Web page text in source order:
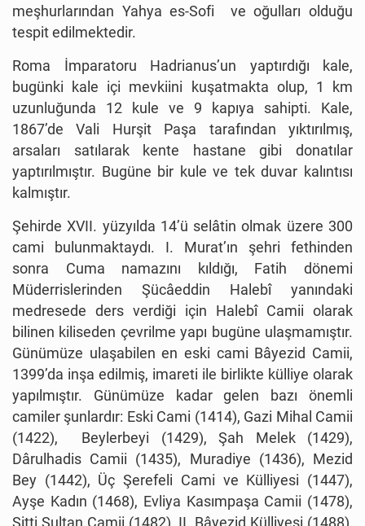
meşhurlarından Yahya es-Sofi ve oğulları olduğu
tespit edilmektedir.
Roma İmparatoru Hadrianus’un yaptırdığı kale,
bugünki kale içi mevkiini kuşatmakta olup, 1 km
uzunluğunda 12 kule ve 9 kapıya sahipti. Kale,
1867’de Vali Hurşit Paşa tarafından yıktırılmış,
arsaları satılarak kente hastane gibi donatılar
yaptırılmıştır. Bugüne bir kule ve tek duvar kalıntısı
kalmıştır.
Şehirde XVII. yüzyılda 14’ü selâtin olmak üzere 300
cami bulunmaktaydı. I. Murat’ın şehri fethinden
sonra Cuma namazını kıldığı, Fatih dönemi
Müderrislerinden Şücâeddin Halebî yanındaki
medresede ders verdiği için Halebî Camii olarak
bilinen kiliseden çevrilme yapı bugüne ulaşmamıştır.
Günümüze ulaşabilen en eski cami Bâyezid Camii,
1399’da inşa edilmiş, imareti ile birlikte külliye olarak
yapılmıştır. Günümüze kadar gelen bazı önemli
camiler şunlardır: Eski Cami (1414), Gazi Mihal Camii
(1422), Beylerbeyi (1429), Şah Melek (1429),
Dârulhadis Camii (1435), Muradiye (1436), Mezid
Bey (1442), Üç Şerefeli Cami ve Külliyesi (1447),
Ayşe Kadın (1468), Evliya Kasımpaşa Camii (1478),
Sitti Sultan Camii (1482), II. Bâyezid Külliyesi (1488),